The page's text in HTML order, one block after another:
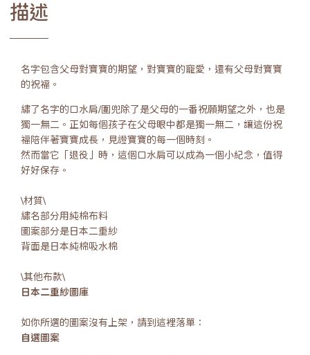
描述
名字包含父母對寶寶的期望，對寶寶的寵愛，還有父母對寶寶
的祝福。
繡了名字的口水肩/圍兜除了是父母的一番祝願期望之外，也是
獨一無二。正如每個孩子在父母眼中都是獨一無二，讓這份祝
福陪伴著寶寶成長，見證寶寶的每一個時刻。
然而當它「退役」時，這個口水肩可以成為一個小紀念，值得
好好保存。
\材質\
繡名部分用純棉布料
圖案部分是日本二重紗
背面是日本純棉吸水棉
\其他布款\
日本二重紗圖庫
如你所選的圖案沒有上架，請到這裡落單：
自選圖案